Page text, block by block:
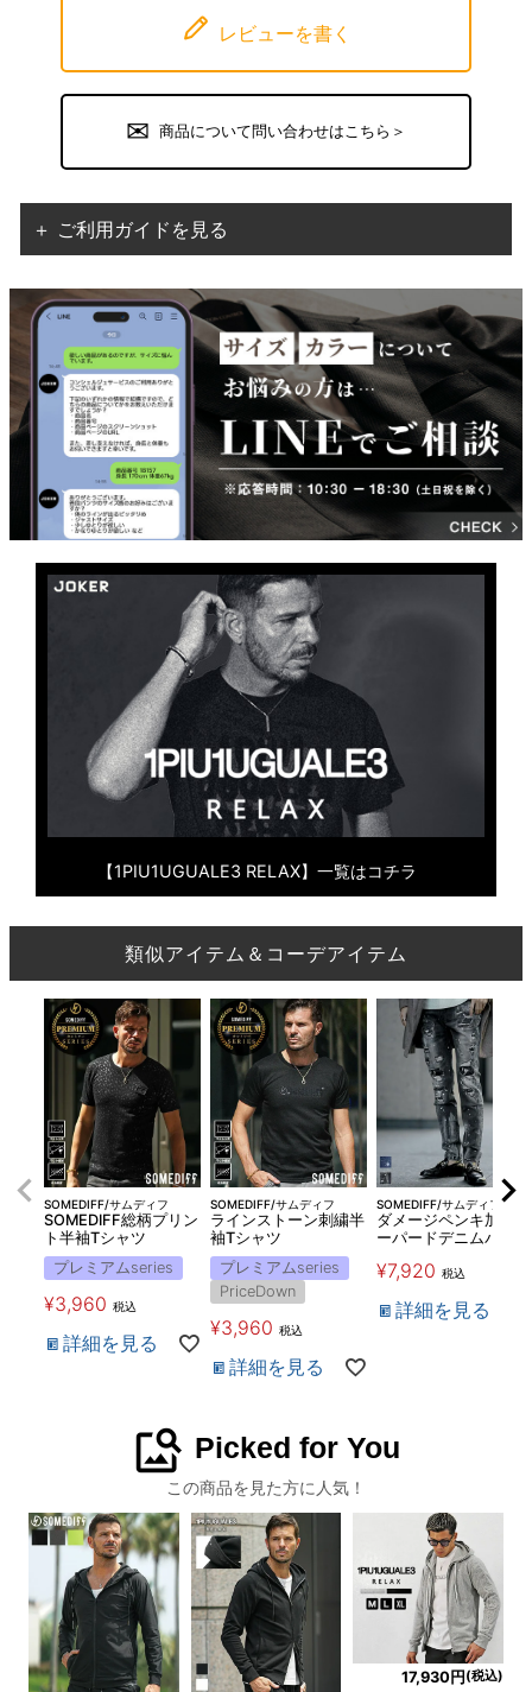
レビューを書く
商品について問い合わせはこちら＞
＋ ご利用ガイドを見る
【1PIU1UGUALE3 RELAX】一覧はコチラ
類似アイテム＆コーデアイテム
SOMEDIFF/サムディフ
SOMEDIFF総柄プリン
ト半袖Tシャツ
プレミアムseries
¥3,960 税込
詳細を見る
SOMEDIFF/サムディフ
ラインストーン刺繍半
袖Tシャツ
プレミアムseries
PriceDown
¥3,960 税込
詳細を見る
SOMEDIFF/サムディフ
ダメージペンキ加工テ
ーパードデニムパンツ
¥7,920 税込
詳細を見る
image_search Picked for You
この商品を見た方に人気！
17,930円(税込)